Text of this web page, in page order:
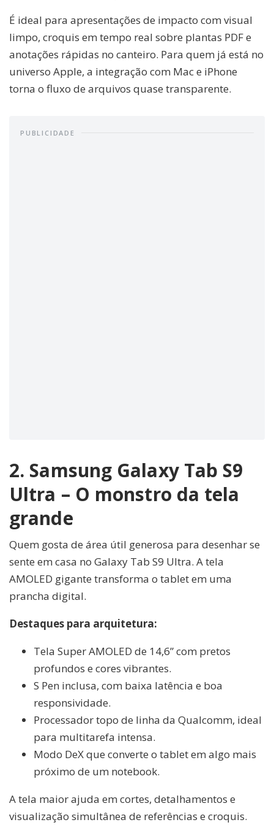
É ideal para apresentações de impacto com visual
limpo, croquis em tempo real sobre plantas PDF e
anotações rápidas no canteiro. Para quem já está no
universo Apple, a integração com Mac e iPhone
torna o fluxo de arquivos quase transparente.
PUBLICIDADE
2. Samsung Galaxy Tab S9
Ultra – O monstro da tela
grande
Quem gosta de área útil generosa para desenhar se
sente em casa no Galaxy Tab S9 Ultra. A tela
AMOLED gigante transforma o tablet em uma
prancha digital.
Destaques para arquitetura:
Tela Super AMOLED de 14,6” com pretos
profundos e cores vibrantes.
S Pen inclusa, com baixa latência e boa
responsividade.
Processador topo de linha da Qualcomm, ideal
para multitarefa intensa.
Modo DeX que converte o tablet em algo mais
próximo de um notebook.
A tela maior ajuda em cortes, detalhamentos e
visualização simultânea de referências e croquis.